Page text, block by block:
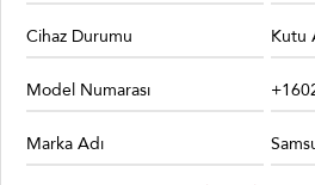
Cihaz Durumu
Kutu
Model Numarası
Marka Adı